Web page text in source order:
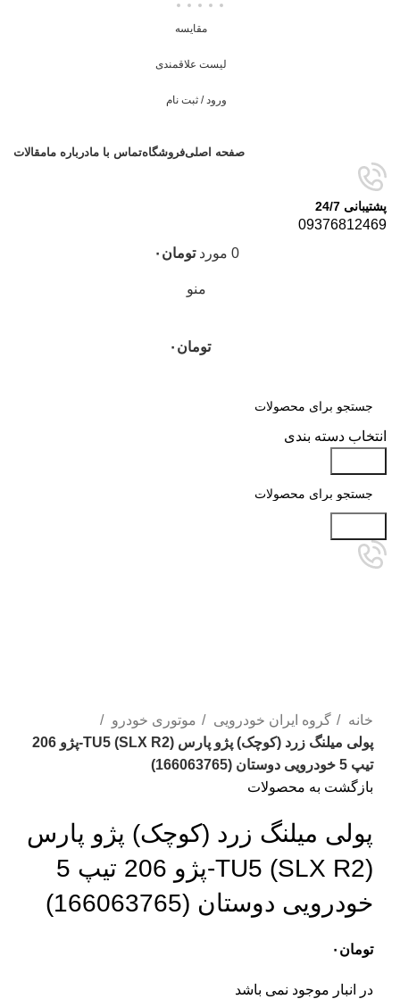
مقایسه
لیست علاقمندی
ورود / ثبت نام
صفحه اصلیفروشگاهتماس با مادرباره مامقالات
پشتیبانی 24/7
09376812469
0 مورد تومان ۰
منو
تومان ۰
انتخاب دسته بندی
خانه گروه ایران خودرویی
موتوری خودرو
پولی میلنگ زرد (کوچک) پژو پارس (SLX R2) TU5-پژو 206
تیپ 5 خودرویی دوستان (166063765)
بازگشت به محصولات
پولی میلنگ زرد (کوچک) پژو پارس
(SLX R2) TU5-پژو 206 تیپ 5
خودرویی دوستان (166063765)
تومان ۰
در انبار موجود نمی باشد